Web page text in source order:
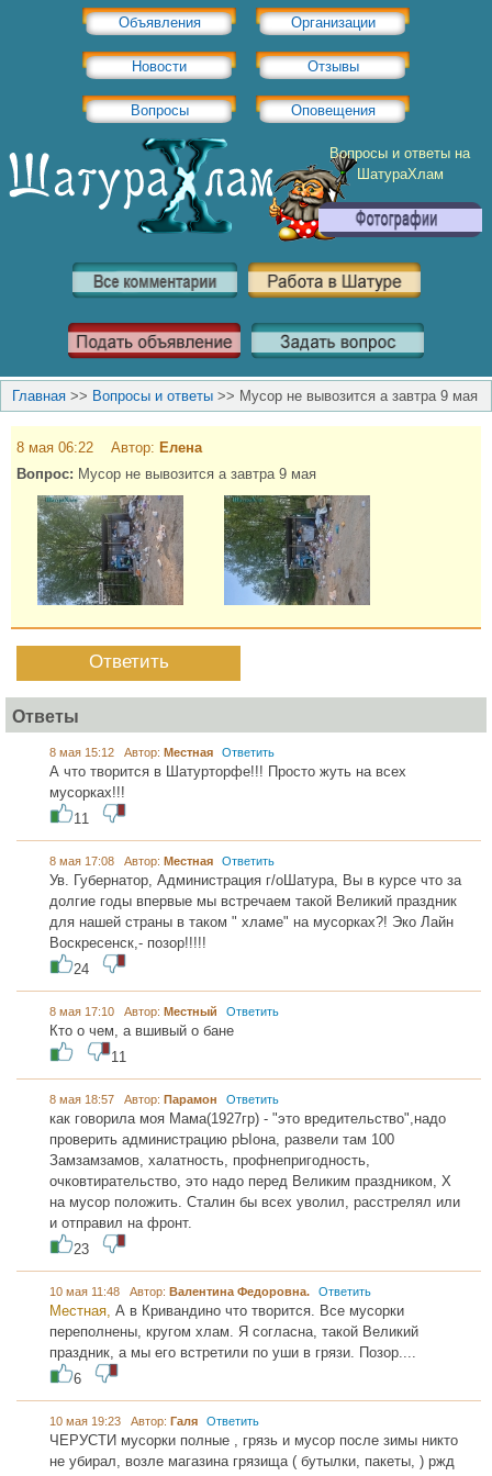
Объявления Организации
Новости Отзывы
Вопросы Оповещения
Вопросы и ответы на
ШатураХлам
Главная >> Вопросы и ответы >> Мусор не вывозится а завтра 9 мая
8 мая 06:22 Автор: Елена
Вопрос: Мусор не вывозится а завтра 9 мая
Ответить
Ответы
8 мая 15:12 Автор: Местная Ответить
А что творится в Шатурторфе!!! Просто жуть на всех
мусорках!!!
11
8 мая 17:08 Автор: Местная Ответить
Ув. Губернатор, Администрация г/оШатура, Вы в курсе что за
долгие годы впервые мы встречаем такой Великий праздник
для нашей страны в таком " хламе" на мусорках?! Эко Лайн
Воскресенск,- позор!!!!!
24
8 мая 17:10 Автор: Местный Ответить
Кто о чем, а вшивый о бане
11
8 мая 18:57 Автор: Парамон Ответить
как говорила моя Мама(1927гр) - "это вредительство",надо
проверить администрацию рЫона, развели там 100
Замзамзамов, халатность, профнепригодность,
очковтирательство, это надо перед Великим праздником, Х
на мусор положить. Сталин бы всех уволил, расстрелял или
и отправил на фронт.
23
10 мая 11:48 Автор: Валентина Федоровна. Ответить
Местная, А в Кривандино что творится. Все мусорки
переполнены, кругом хлам. Я согласна, такой Великий
праздник, а мы его встретили по уши в грязи. Позор....
6
10 мая 19:23 Автор: Галя Ответить
ЧЕРУСТИ мусорки полные , грязь и мусор после зимы никто
не убирал, возле магазина грязища ( бутылки, пакеты, ) ржд